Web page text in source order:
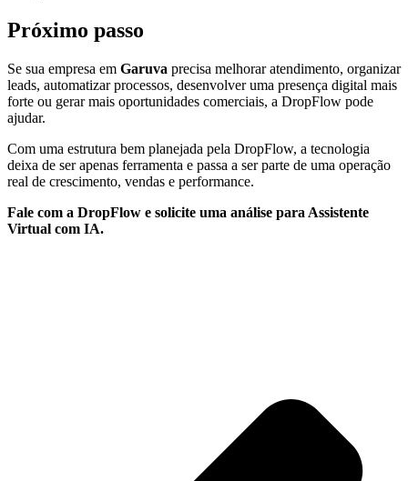
Próximo passo
Se sua empresa em Garuva precisa melhorar atendimento, organizar
leads, automatizar processos, desenvolver uma presença digital mais
forte ou gerar mais oportunidades comerciais, a DropFlow pode
ajudar.
Com uma estrutura bem planejada pela DropFlow, a tecnologia
deixa de ser apenas ferramenta e passa a ser parte de uma operação
real de crescimento, vendas e performance.
Fale com a DropFlow e solicite uma análise para Assistente
Virtual com IA.